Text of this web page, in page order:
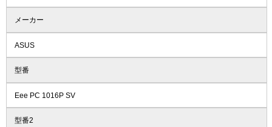
メーカー
ASUS
型番
Eee PC 1016P SV
型番2